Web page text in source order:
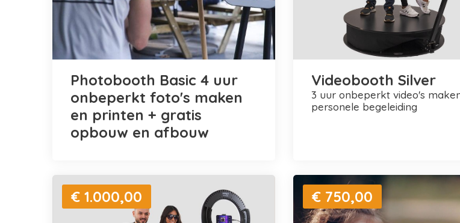
Photobooth Basic 4 uur
onbeperkt foto's maken
en printen + gratis
opbouw en afbouw
Videobooth Silver
3 uur onbeperkt video's maken +
personele begeleiding
€ 1.000,00 € 750,00